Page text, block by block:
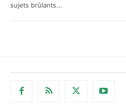
sujets brûlants...